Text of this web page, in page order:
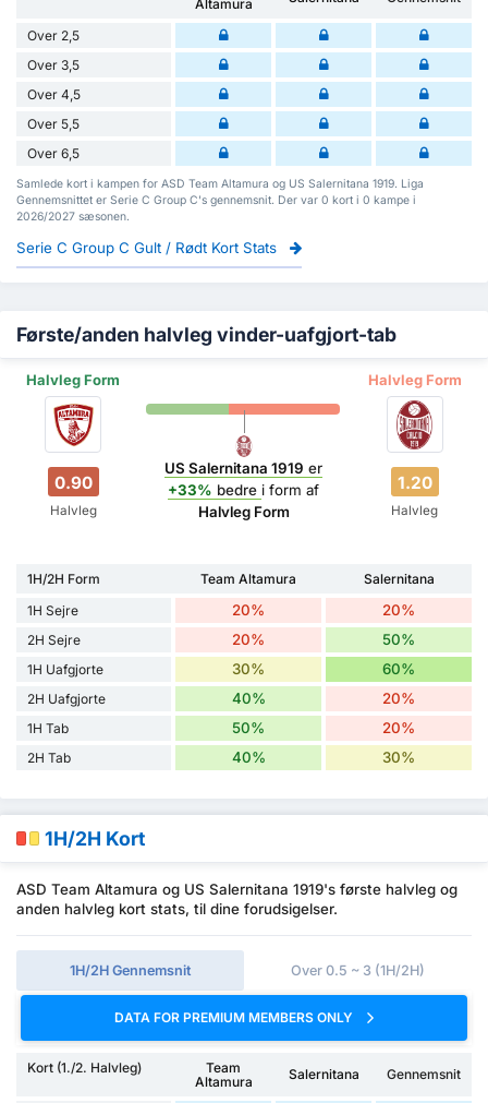
Altamura
Over 2,5
Over 3,5
Over 4,5
Over 5,5
Over 6,5
Samlede kort i kampen for ASD Team Altamura og US Salernitana 1919. Liga
Gennemsnittet er Serie C Group C's gennemsnit. Der var 0 kort i 0 kampe i
2026/2027 sæsonen.
Serie C Group C Gult / Rødt Kort Stats
Første/anden halvleg vinder-uafgjort-tab
Halvleg Form Halvleg Form
0.90
Halvleg
US Salernitana 1919 er
+33% bedre i form af
Halvleg Form
1.20
Halvleg
1H/2H Form Team Altamura
Salernitana
1H Sejre
20% 20%
2H Sejre 20% 50%
1H Uafgjorte 30% 60%
2H Uafgjorte 40% 20%
1H Tab 50% 20%
2H Tab 40% 30%
1H/2H Kort
ASD Team Altamura og US Salernitana 1919's første halvleg og
anden halvleg kort stats, til dine forudsigelser.
1H/2H Gennemsnit Over 0.5 ~ 3 (1H/2H)
DATA FOR PREMIUM MEMBERS ONLY
Kort (1./2. Halvleg)
Team
Altamura
Salernitana Gennemsnit